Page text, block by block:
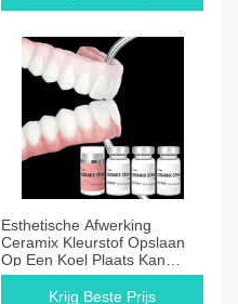
Esthetische Afwerking
Ceramix Kleurstof Opslaan
Op Een Koel Plaats Kan
Worden Gemengd Om
Aangepaste Tinten Te
Krijg Beste Prijs